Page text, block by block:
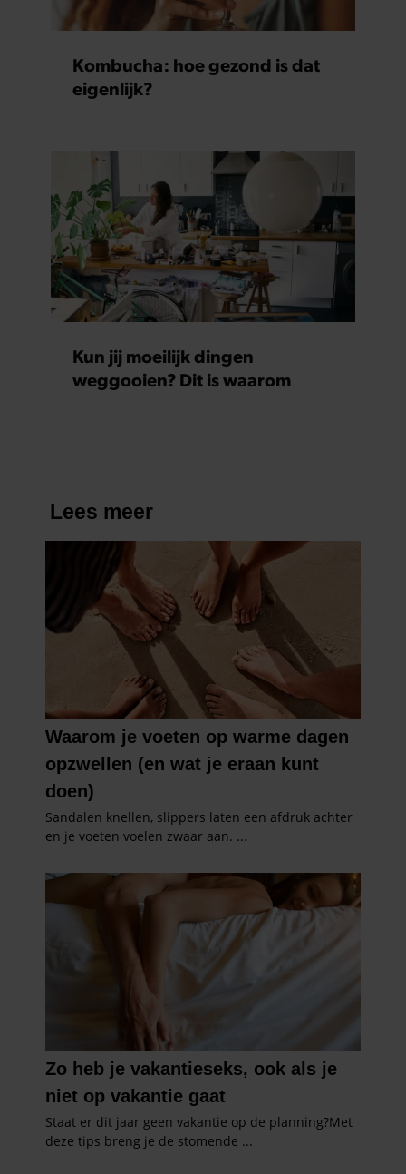
Kombucha: hoe gezond is dat
eigenlijk?
Kun jij moeilijk dingen
weggooien? Dit is waarom